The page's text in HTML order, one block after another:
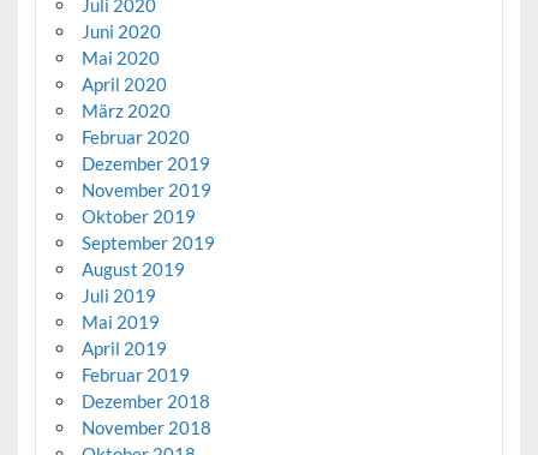
Juni 2020
Mai 2020
April 2020
März 2020
Februar 2020
Dezember 2019
November 2019
Oktober 2019
September 2019
August 2019
Juli 2019
Mai 2019
April 2019
Februar 2019
Dezember 2018
November 2018